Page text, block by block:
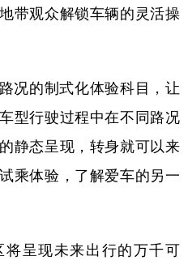
带观众解锁车辆的灵活操
的制式化体验科目，让
型行驶过程中在不同路况
静态呈现，转身就可以来
乘体验，了解爱车的另一
呈现未来出行的万千可